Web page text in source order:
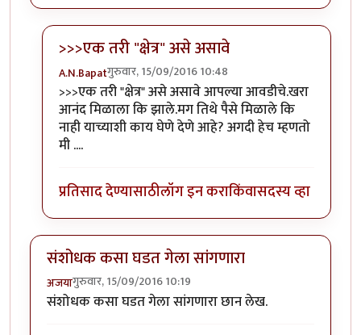
>>>एक तरी "क्षेत्र" असे असावे
A.N.Bapatगुरुवार, 15/09/2016 10:48
In reply toसुंदरbyसुबोध खरे
>>>एक तरी "क्षेत्र" असे असावे आपल्या आवडीचे.खरा
आनंद मिळाला कि झाले.मग तिथे पैसे मिळाले कि
नाही याच्याशी काय घेणे देणे आहे? अगदी हेच म्हणतो
मी ....
प्रतिसाद देण्यासाठीलॉग इन कराकिंवासदस्य व्हा
संशोधक कसा घडत गेला सांगणारा
अजयागुरुवार, 15/09/2016 10:19
संशोधक कसा घडत गेला सांगणारा छान लेख.